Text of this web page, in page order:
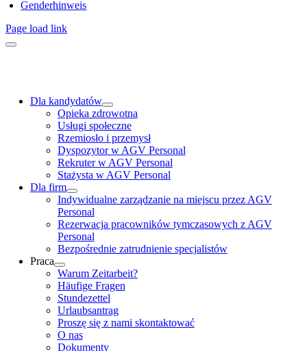
Genderhinweis
Page load link
Dla kandydatów
Opieka zdrowotna
Usługi społeczne
Rzemiosło i przemysł
Dyspozytor w AGV Personal
Rekruter w AGV Personal
Stażysta w AGV Personal
Dla firm
Indywidualne zarządzanie na miejscu przez AGV
Personal
Rezerwacja pracowników tymczasowych z AGV
Personal
Bezpośrednie zatrudnienie specjalistów
Praca
Warum Zeitarbeit?
Häufige Fragen
Stundezettel
Urlaubsantrag
Proszę się z nami skontaktować
O nas
Dokumenty